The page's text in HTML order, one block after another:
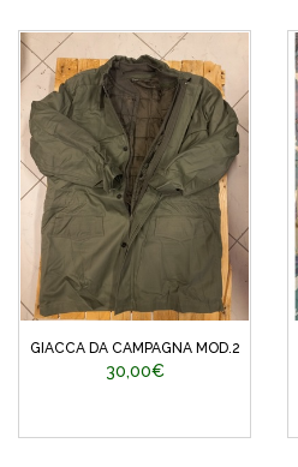
GIACCA DA CAMPAGNA MOD.2
30,00€